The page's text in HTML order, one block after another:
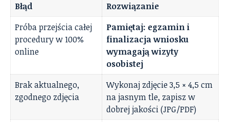
Błąd
Rozwiązanie
Próba przejścia całej
procedury w 100%
online
Pamiętaj: egzamin i
finalizacja wniosku
wymagają wizyty
osobistej
Brak aktualnego,
zgodnego zdjęcia
Wykonaj zdjęcie 3,5 × 4,5 cm
na jasnym tle, zapisz w
dobrej jakości (JPG/PDF)